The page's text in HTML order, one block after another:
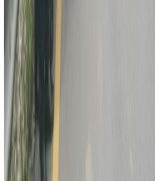
शेयर:
प्रतिक्रिया दिनुहोस
टिप्पणीहरू लोड हुँदैछ…
सम्बन्धित समाचार
विदेशबाट फर्किने नेपालीलाई
अपरिचितको सुन वा सामान नबोक्नू
२०२६ अगस्ट ६